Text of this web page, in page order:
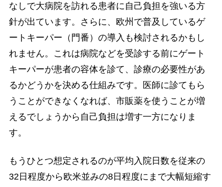
なしで大病院を訪れる患者に自己負担を強いる方
針が出ています。さらに、欧州で普及しているゲ
ートキーパー（門番）の導入も検討されるかもし
れません。これは病院などを受診する前にゲート
キーパーが患者の容体を診て、診療の必要性があ
るかどうかを決める仕組みです。医師に診てもら
うことができなくなれば、市販薬を使うことが増
えるでしょうから自己負担は増す一方になりま
す。
もうひとつ想定されるのが平均入院日数を従来の
32日程度から欧米並みの8日程度にまで大幅短縮す